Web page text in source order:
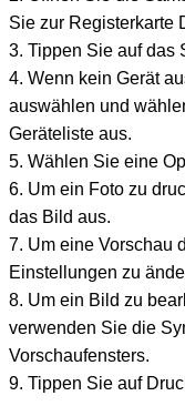
Sie zur Registerkarte
3. Tippen Sie auf das
4. Wenn kein Gerät
auswählen und
Geräteliste aus.
5. Wählen Sie eine
6. Um ein Foto zu
das Bild aus.
7. Um eine Vorschau
Einstellungen zu
8. Um ein Bild zu
verwenden Sie die
Vorschaufensters.
9. Tippen Sie auf